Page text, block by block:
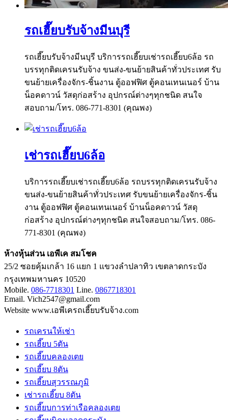
รถเฮี๊ยบรับจ้างมีนบุรี
รถเฮี๊ยบรับจ้างมีนบุรี บริการรถเฮี๊ยบเช่ารถเฮี๊ยบ6ล้อ รถ
บรรทุกติดเครนรับจ้าง ขนส่ง-ขนย้ายสินค้าทั่วประเทศ รับ
ขนย้ายเครื่องจักร-ชิ้นงาน ตู้ออฟฟิศ ตู้คอนเทนเนอร์ บ้าน
น็อคดาวน์ วัสดุก่อสร้าง อุปกรณ์ต่างๆทุกชนิด สนใจ
สอบถาม/โทร. 086-771-8301 (คุณพง)
เช่ารถเฮี๊ยบ6ล้อ
บริการรถเฮี๊ยบเช่ารถเฮี๊ยบ6ล้อ รถบรรทุกติดเครนรับจ้าง
ขนส่ง-ขนย้ายสินค้าทั่วประเทศ รับขนย้ายเครื่องจักร-ชิ้น
งาน ตู้ออฟฟิศ ตู้คอนเทนเนอร์ บ้านน็อคดาวน์ วัสดุ
ก่อสร้าง อุปกรณ์ต่างๆทุกชนิด สนใจสอบถาม/โทร. 086-
771-8301 (คุณพง)
ห้างหุ้นส่วน เอพีเค สมโชค
25/2 ซอยคุ้มเกล้า 16 แยก 1 แขวงลำปลาทิว เขตลาดกระบัง
กรุงเทพมหานคร 10520
Mobile. 086-7718301 Line. 0867718301
Email. Vich2547@gmail.com
Website www.เอพีเครถเฮี๊ยบรับจ้าง.com
รถเครนให้เช่า
รถเฮี๊ยบ 5ตัน
รถเฮี๊ยบคลองเตย
รถเฮี๊ยบ 8ตัน
รถเฮี๊ยบสุวรรณภูมิ
เช่ารถเฮี๊ยบ 8ตัน
รถเฮี๊ยบการท่าเรือคลองเตย